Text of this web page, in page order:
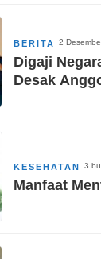
BERITA 2
Digaji
Desak
KESEHATAN 3
Manfaat